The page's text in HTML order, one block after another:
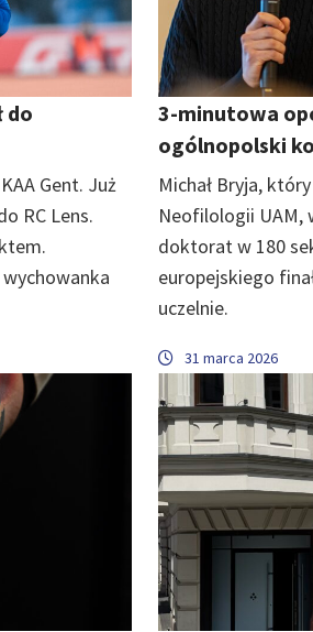
do
Gent. Już
RC Lens.
3-minutowa
ogólnopolski
Michał Bryja,
Neofilologii UAM,
doktorat w 180
europejskiego
uczelnie.
31 marca 2026